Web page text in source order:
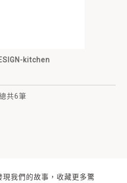
kitchen
共6筆
我們的故事，收藏更多驚